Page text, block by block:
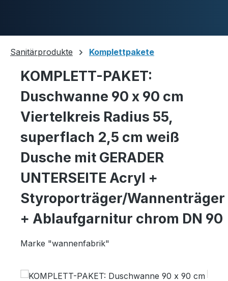
Duschwannen
Ablaufgarnituren
Komplettpakete
Ultraflache Systeme
Wannenträger
Sanitärprodukte Komplettpakete
KOMPLETT-PAKET:
Duschwanne 90 x 90 cm
Viertelkreis Radius 55,
superflach 2,5 cm weiß
Dusche mit GERADER
UNTERSEITE Acryl +
Styroporträger/Wannenträger
+ Ablaufgarnitur chrom DN 90
Marke "wannenfabrik"
Skip image gallery